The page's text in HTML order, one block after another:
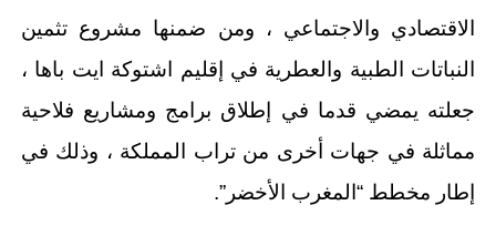
الاقتصادي والاجتماعي ، ومن ضمنها مشروع تثمين
النباتات الطبية والعطرية في إقليم اشتوكة ايت باها ،
جعلته يمضي قدما في إطلاق برامج ومشاريع فلاحية
مماثلة في جهات أخرى من تراب المملكة ، وذلك في
إطار مخطط “المغرب الأخضر”.